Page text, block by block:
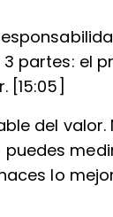
partes: el
del valor.
lo